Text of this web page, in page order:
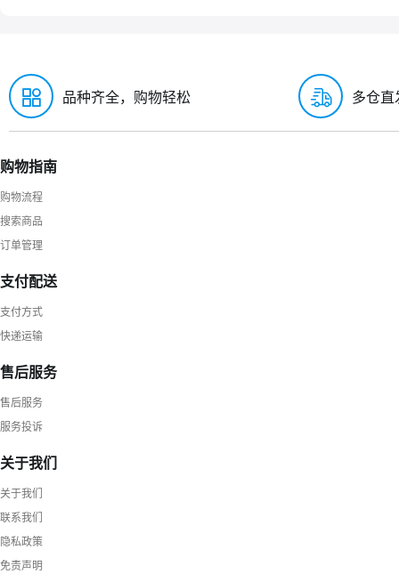
品种齐全，购物轻松 多仓直
购物指南
购物流程
搜索商品
订单管理
支付配送
支付方式
快递运输
售后服务
售后服务
服务投诉
关于我们
关于我们
联系我们
隐私政策
免责声明